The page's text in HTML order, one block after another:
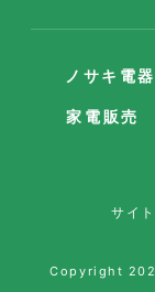
ノサキ電
家電販売
サイ
Copyright